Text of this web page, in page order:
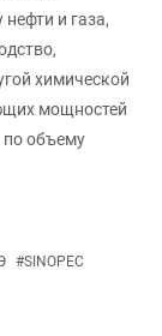
и газа,
химической
мощностей
по объему
#SINOPEC